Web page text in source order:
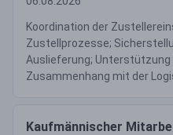
Koordination der
Zustellprozesse;
Auslieferung; Unterstützung
Zusammenhang mit der
Kaufmännischer